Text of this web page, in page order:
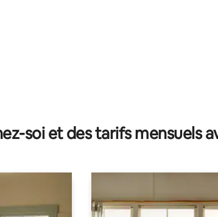
commentaires : 4,95 sur 5
soi et des tarifs mensuels